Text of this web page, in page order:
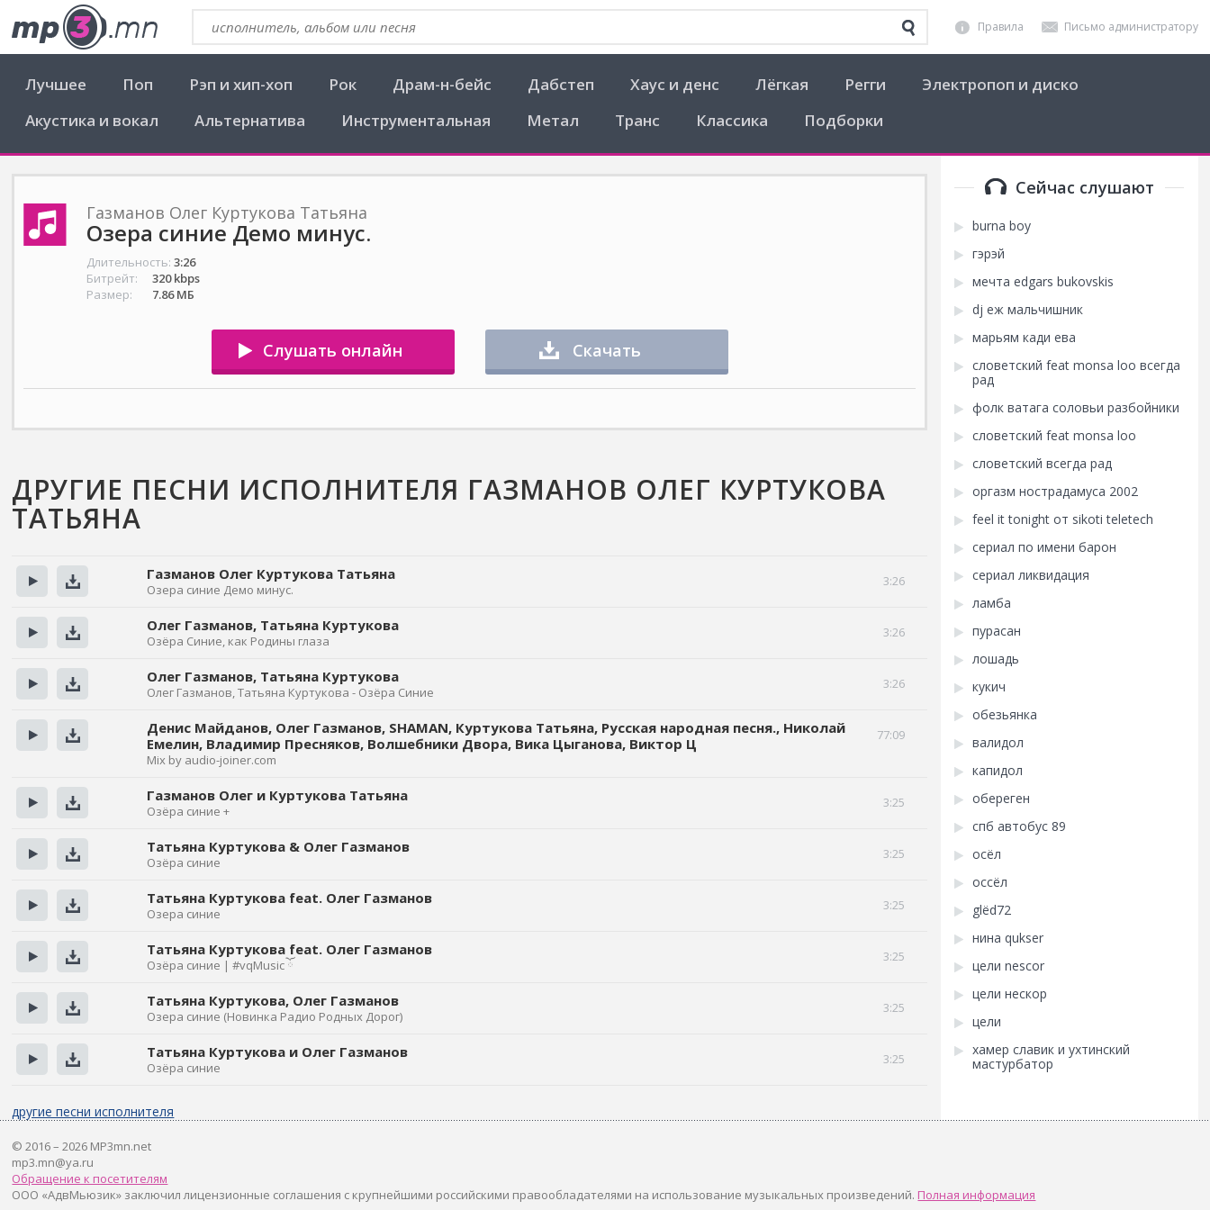
Правила Письмо администратору
Лучшее Поп Рэп и хип-хоп Рок Драм-н-бейс Дабстеп Хаус и денс Лёгкая Регги
Электропоп и диско
Акустика и вокал
Альтернатива Инструментальная Метал Транс Классика Подборки
Газманов Олег Куртукова Татьяна
Озера синие Демо минус.
Длительность: 3:26
Битрейт:
320 kbps
Размер:
7.86 МБ
Слушать онлайн Скачать
ДРУГИЕ ПЕСНИ ИСПОЛНИТЕЛЯ ГАЗМАНОВ ОЛЕГ КУРТУКОВА
ТАТЬЯНА
3:26
Газманов Олег Куртукова Татьяна
Озера синие Демо минус.
3:26
Олег Газманов, Татьяна Куртукова
Озёра Синие, как Родины глаза
3:26
Олег Газманов, Татьяна Куртукова
Олег Газманов, Татьяна Куртукова - Озёра Синие
77:09
Денис Майданов, Олег Газманов, SHAMAN, Куртукова Татьяна, Русская народная песня., Николай
Емелин, Владимир Пресняков, Волшебники Двора, Вика Цыганова, Виктор Ц
Mix by audio-joiner.com
3:25
Газманов Олег и Куртукова Татьяна
Озёра синие +
3:25
Татьяна Куртукова & Олег Газманов
Озёра синие
3:25
Татьяна Куртукова feat. Олег Газманов
Озера синие
3:25
Татьяна Куртукова feat. Олег Газманов
Озёра синие | #vqMusic ོ
3:25
Татьяна Куртукова, Олег Газманов
Озера синие (Новинка Радио Родных Дорог)
3:25
Татьяна Куртукова и Олег Газманов
Озёра синие
другие песни исполнителя
Сейчас слушают
burnа boy
гэрэй
мечта edgars bukovskis
dj еж мальчишник
марьям кади ева
словетский feat monsa loo всегда
рад
фолк ватага соловьи разбойники
словетский feat monsa loo
словетский всегда рад
оргазм нострадамуса 2002
feel it tonight от sikoti teletech
сериал по имени барон
сериал ликвидация
ламба
пурасан
лошадь
кукич
обезьянка
валидол
капидол
обереген
спб автобус 89
осёл
оссёл
glёd72
нина qukser
цели nescor
цели нескор
цели
хамер славик и ухтинский
мастурбатор
© 2016 – 2026 MP3mn.net
mp3.mn@ya.ru
Обращение к посетителям
ООО «АдвМьюзик» заключил лицензионные соглашения с крупнейшими российскими правообладателями на использование музыкальных произведений.Полная информация